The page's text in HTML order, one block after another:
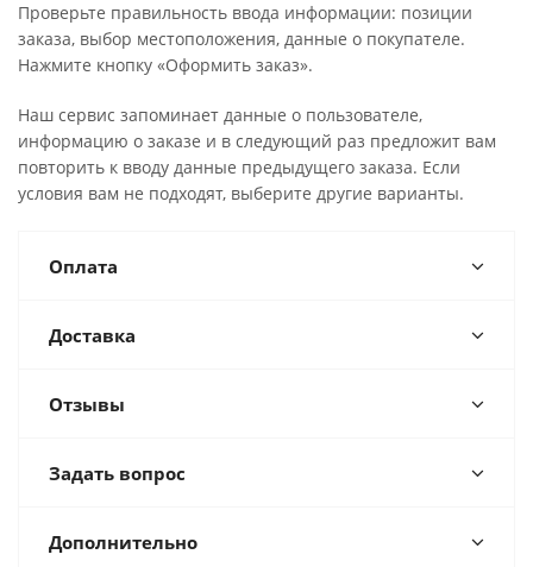
Проверьте правильность ввода информации: позиции
заказа, выбор местоположения, данные о покупателе.
Нажмите кнопку «Оформить заказ».
Наш сервис запоминает данные о пользователе,
информацию о заказе и в следующий раз предложит вам
повторить к вводу данные предыдущего заказа. Если
условия вам не подходят, выберите другие варианты.
Оплата
Доставка
Отзывы
Задать вопрос
Дополнительно